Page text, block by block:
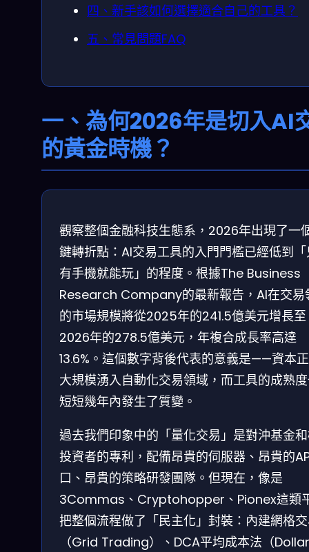
四、新手該如何選擇適合自己的工具？
五、常見問題FAQ
一、為何2026年是切入AI
的黃金時機？
觀察整個金融科技生態系，2026年出現了一
鍵轉折點：AI交易工具的入門門檻已經低到
有手機就能玩」的程度。根據The Business
Research Company的最新報告，AI在交易
的市場規模將從2025年的241.5億美元增長至
2026年的278.5億美元，年複合成長率高達
13.6%。這個數字背後代表的意義是——資本
大規模湧入自動化交易領域，而工具的成熟
短短幾年內發生了質變。
過去我們印象中的「量化交易」是對沖基金
投資者的專利，配備昂貴的伺服器、昂貴的
口、昂貴的策略研發團隊。但現在，像是
3Commas、Cryptohopper、Pionex這類
把整個流程做了「民主化」封裝：內建網格
（Grid Trading）、DCA平均成本法（Dollar